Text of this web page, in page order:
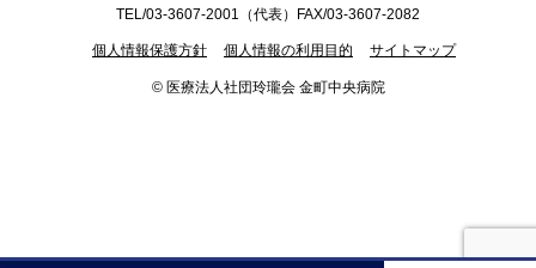
TEL/03-3607-2001（代表）FAX/03-3607-2082
個人情報保護方針 個人情報の利用目的 サイトマップ
© 医療法人社団玲瓏会 金町中央病院